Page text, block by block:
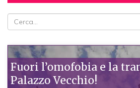
Fuori l’omofobia e la
Palazzo Vecchio!